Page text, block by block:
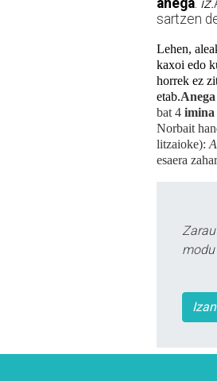
sartzen
Lehen,
kaxoi edo
horrek ez
etab.Anega
bat 4 imina
Norbait
litzaioke):
esaera